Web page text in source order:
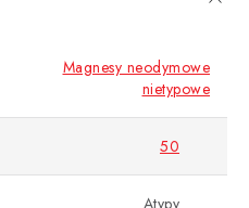
Magnesy neodymowe
nietypowe
50